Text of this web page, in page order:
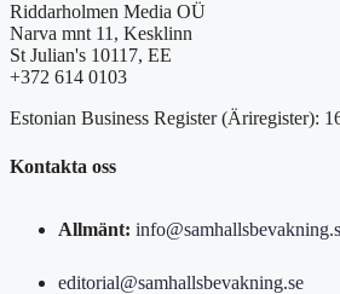
Riddarholmen Media OÜ
Narva mnt 11, Kesklinn
St Julian's 10117, EE
+372 614 0103
Estonian Business Register (Äriregister):
Kontakta oss
Allmänt:
editorial@samhallsbevakning.se